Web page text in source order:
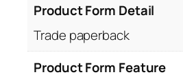
Product Form Detail
Trade paperback
Product Form Feature